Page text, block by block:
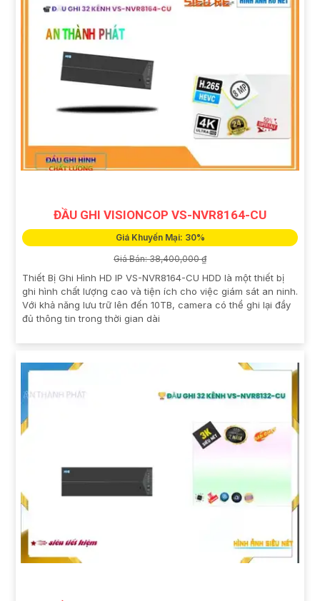
ĐẦU GHI VISIONCOP VS-NVR8164-CU
Giá Khuyến Mại: 30%
Giá Bán: 38,400,000 ₫
Thiết Bị Ghi Hình HD IP VS-NVR8164-CU HDD là một thiết bị
ghi hình chất lượng cao và tiện ích cho việc giám sát an ninh.
Với khả năng lưu trữ lên đến 10TB, camera có thể ghi lại đầy
đủ thông tin trong thời gian dài